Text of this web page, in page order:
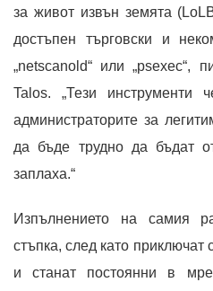
за живот извън земята
достъпен търговски и
„netscanold“ или „psexec“,
Talos. „Тези инструменти
администраторите за
да бъде трудно да бъдат
заплаха.“
Изпълнението на самия
стъпка, след като приключат
и станат постоянни в